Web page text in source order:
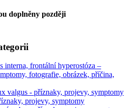
doplněny později
interna, frontální hyperostóza –
fotografie, obrázek, příčina,
valgus - příznaky, projevy, symptomy
projevy, symptomy